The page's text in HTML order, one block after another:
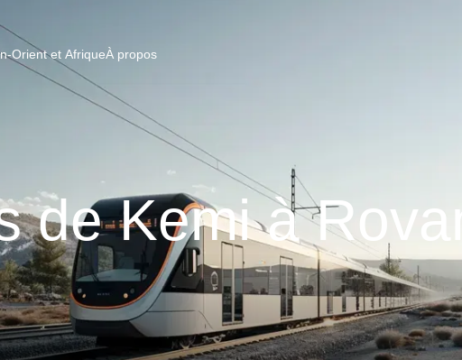
Orient et AfriqueÀ propos
de Kemi à